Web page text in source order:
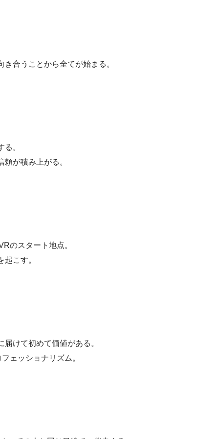
合うことから全てが始まる。
。
が積み上がる。
のスタート地点。
こす。
けて初めて価値がある。
ェッショナリズム。